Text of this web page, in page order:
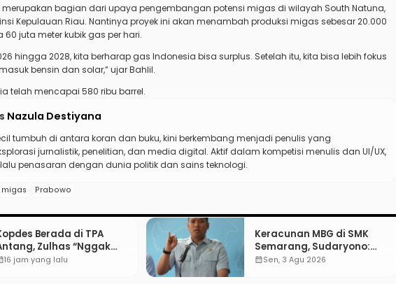
merupakan bagian dari upaya pengembangan potensi migas di wilayah South Natuna,
Kepulauan Riau. Nantinya proyek ini akan menambah produksi migas sebesar 20.000
60 juta meter kubik gas per hari.
hingga 2028, kita berharap gas Indonesia bisa surplus. Setelah itu, kita bisa lebih fokus
bensin dan solar,” ujar Bahlil.
telah mencapai 580 ribu barrel.
Nazula Destiyana
tumbuh di antara koran dan buku, kini berkembang menjadi penulis yang
jurnalistik, penelitian, dan media digital. Aktif dalam kompetisi menulis dan UI/UX,
penasaran dengan dunia politik dan sains teknologi.
migas Prabowo
Berada di TPA
Zulhas “Nggak
Lahan!”
16 jam yang lalu
Keracunan MBG di SMK
Semarang, Sudaryono:
“SPPG Harus Bertanggung
calendar_monthSen, 3 Agu 2026